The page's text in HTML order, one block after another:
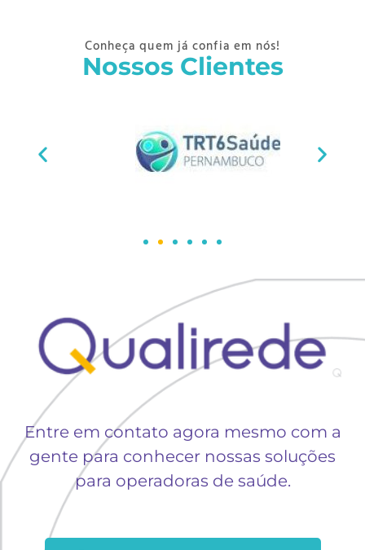
Conheça quem já confia em nós!
Nossos Clientes
Entre em contato agora mesmo com a
gente para conhecer nossas soluções
para operadoras de saúde.